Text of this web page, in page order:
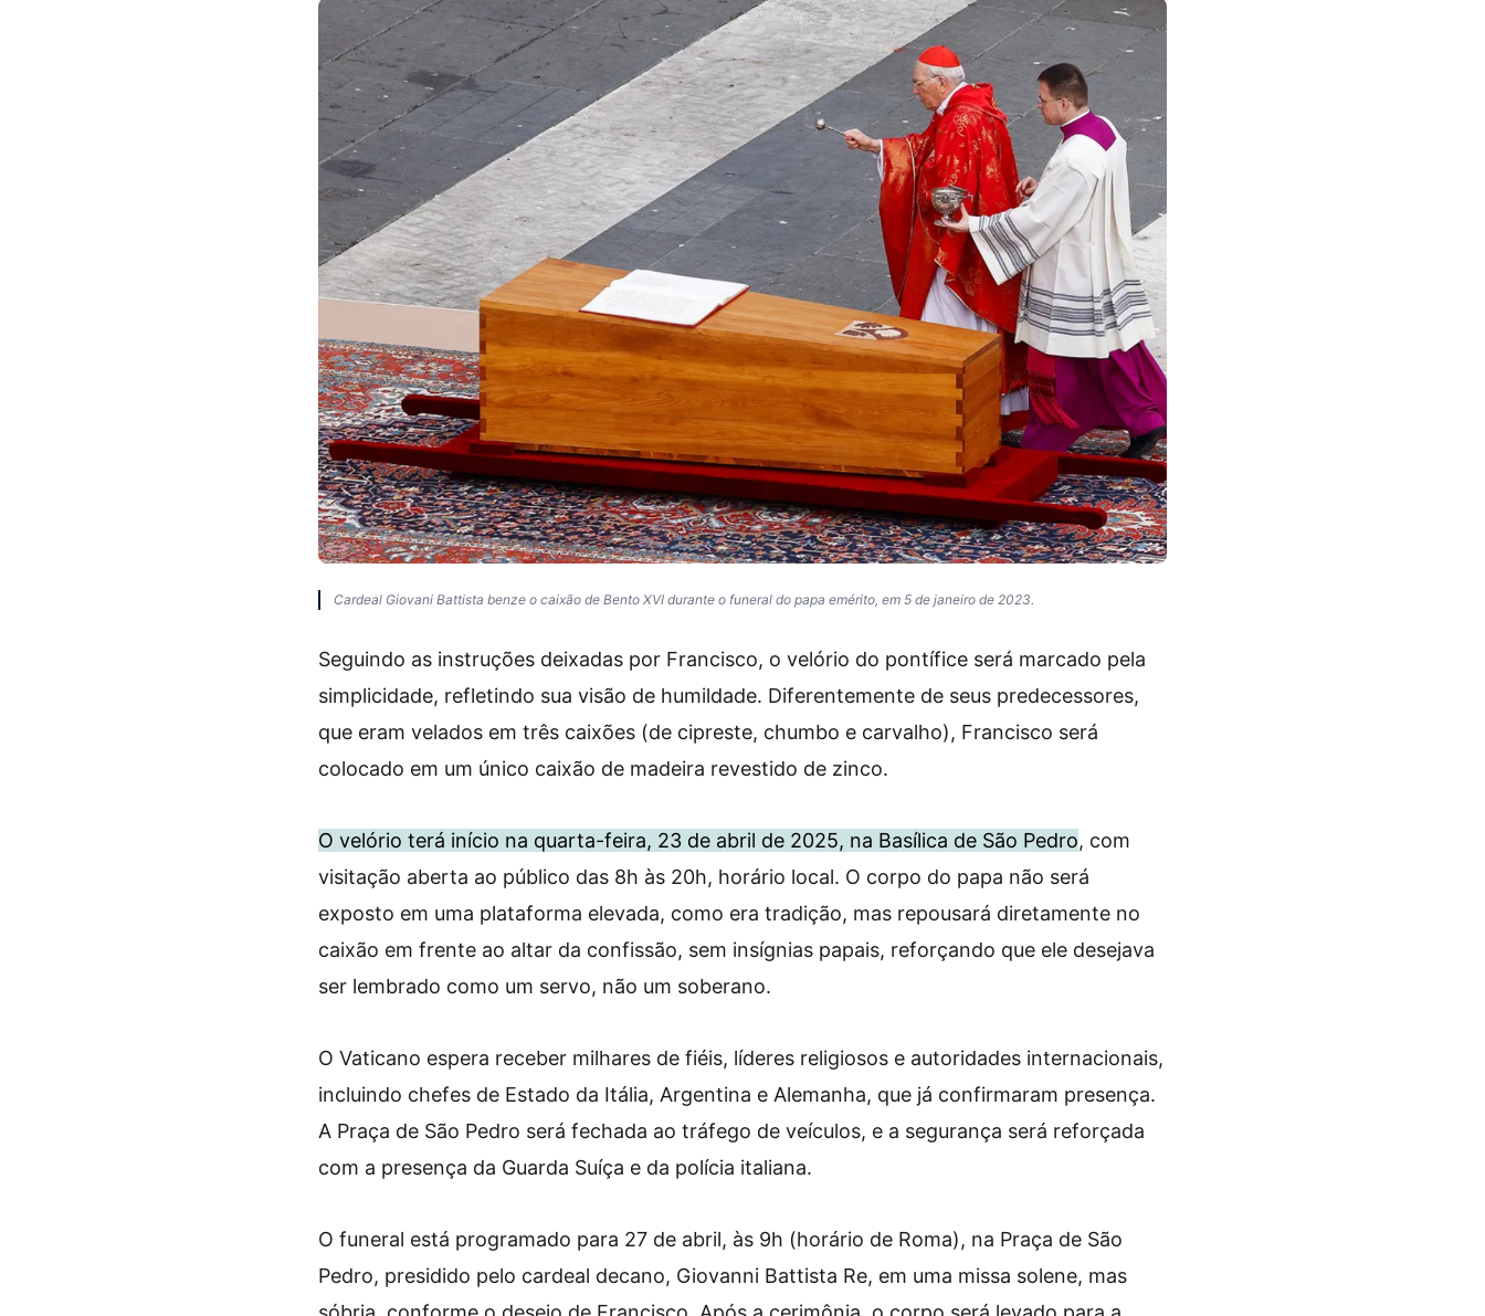
Cardeal Giovani Battista benze o caixão de Bento XVI durante o funeral do papa emérito, em 5 de janeiro de 2023.
Seguindo as instruções deixadas por Francisco, o velório do pontífice será marcado pela
simplicidade, refletindo sua visão de humildade. Diferentemente de seus predecessores,
que eram velados em três caixões (de cipreste, chumbo e carvalho), Francisco será
colocado em um único caixão de madeira revestido de zinco.
O velório terá início na quarta-feira, 23 de abril de 2025, na Basílica de São Pedro, com
visitação aberta ao público das 8h às 20h, horário local. O corpo do papa não será
exposto em uma plataforma elevada, como era tradição, mas repousará diretamente no
caixão em frente ao altar da confissão, sem insígnias papais, reforçando que ele desejava
ser lembrado como um servo, não um soberano.
O Vaticano espera receber milhares de fiéis, líderes religiosos e autoridades internacionais,
incluindo chefes de Estado da Itália, Argentina e Alemanha, que já confirmaram presença.
A Praça de São Pedro será fechada ao tráfego de veículos, e a segurança será reforçada
com a presença da Guarda Suíça e da polícia italiana.
O funeral está programado para 27 de abril, às 9h (horário de Roma), na Praça de São
Pedro, presidido pelo cardeal decano, Giovanni Battista Re, em uma missa solene, mas